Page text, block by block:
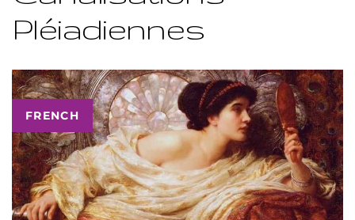
Pléiadiennes
FRENCH